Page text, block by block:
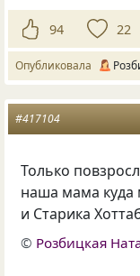
94 22
Опубликовала
#417104
Только
наша мама куда
и Старика
© Розбицкая